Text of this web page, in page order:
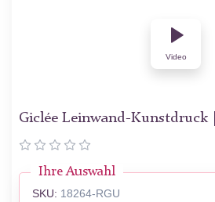
Video
Giclée Leinwand-Kunstdruck |
Ihre Auswahl
SKU: 18264-RGU